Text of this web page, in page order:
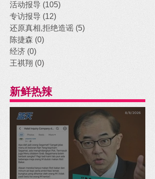
活动报导 (105)
专访报导 (12)
还原真相,拒绝造谣 (5)
陈捷森 (0)
经济 (0)
王祺翔 (0)
新鲜热辣